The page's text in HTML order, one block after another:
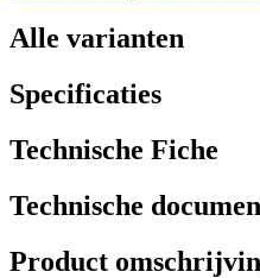
Alle varianten
Specificaties
Technische Fiche
Technische
Product